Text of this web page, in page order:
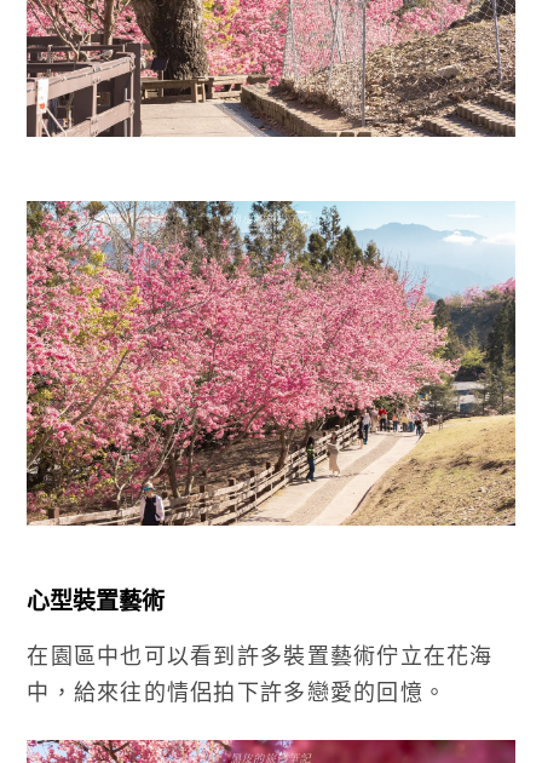
心型裝置藝術
在園區中也可以看到許多裝置藝術佇立在花海
中，給來往的情侶拍下許多戀愛的回憶。